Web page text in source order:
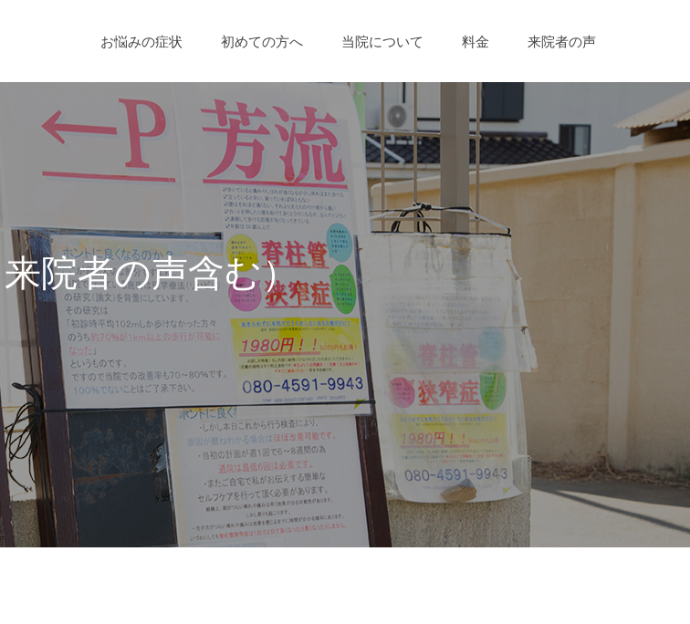
お悩みの症状 初めての方へ 当院について 料金 来院者の声
来院者の声含む）